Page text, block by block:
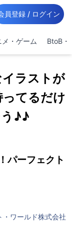
員登録 / ログイン
メ・ゲーム BtoB・
ラストが
てるだけ
♪♪
パーフェクト
・ワールド株式会社